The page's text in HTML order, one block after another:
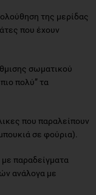
της μερίδας
που έχουν
σωματικού
πολύ” τα
που παραλείπουν
σε φούρια).
με παραδείγματα
ανάλογα με